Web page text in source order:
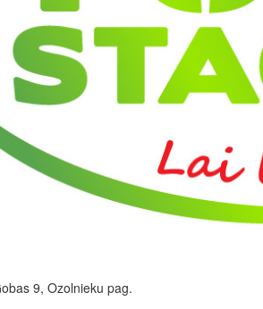
9, Ozolnieku pag.